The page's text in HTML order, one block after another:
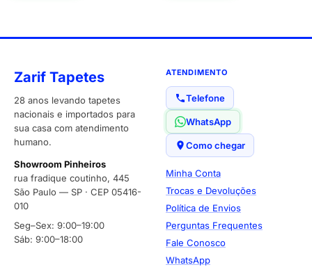
Zarif Tapetes
28 anos levando tapetes
nacionais e importados para
sua casa com atendimento
humano.
Showroom Pinheiros
rua fradique coutinho, 445
São Paulo — SP · CEP 05416-
010
Seg–Sex: 9:00–19:00
Sáb: 9:00–18:00
ATENDIMENTO
Telefone
WhatsApp
Como chegar
Minha Conta
Trocas e Devoluções
Política de Envios
Perguntas Frequentes
Fale Conosco
WhatsApp